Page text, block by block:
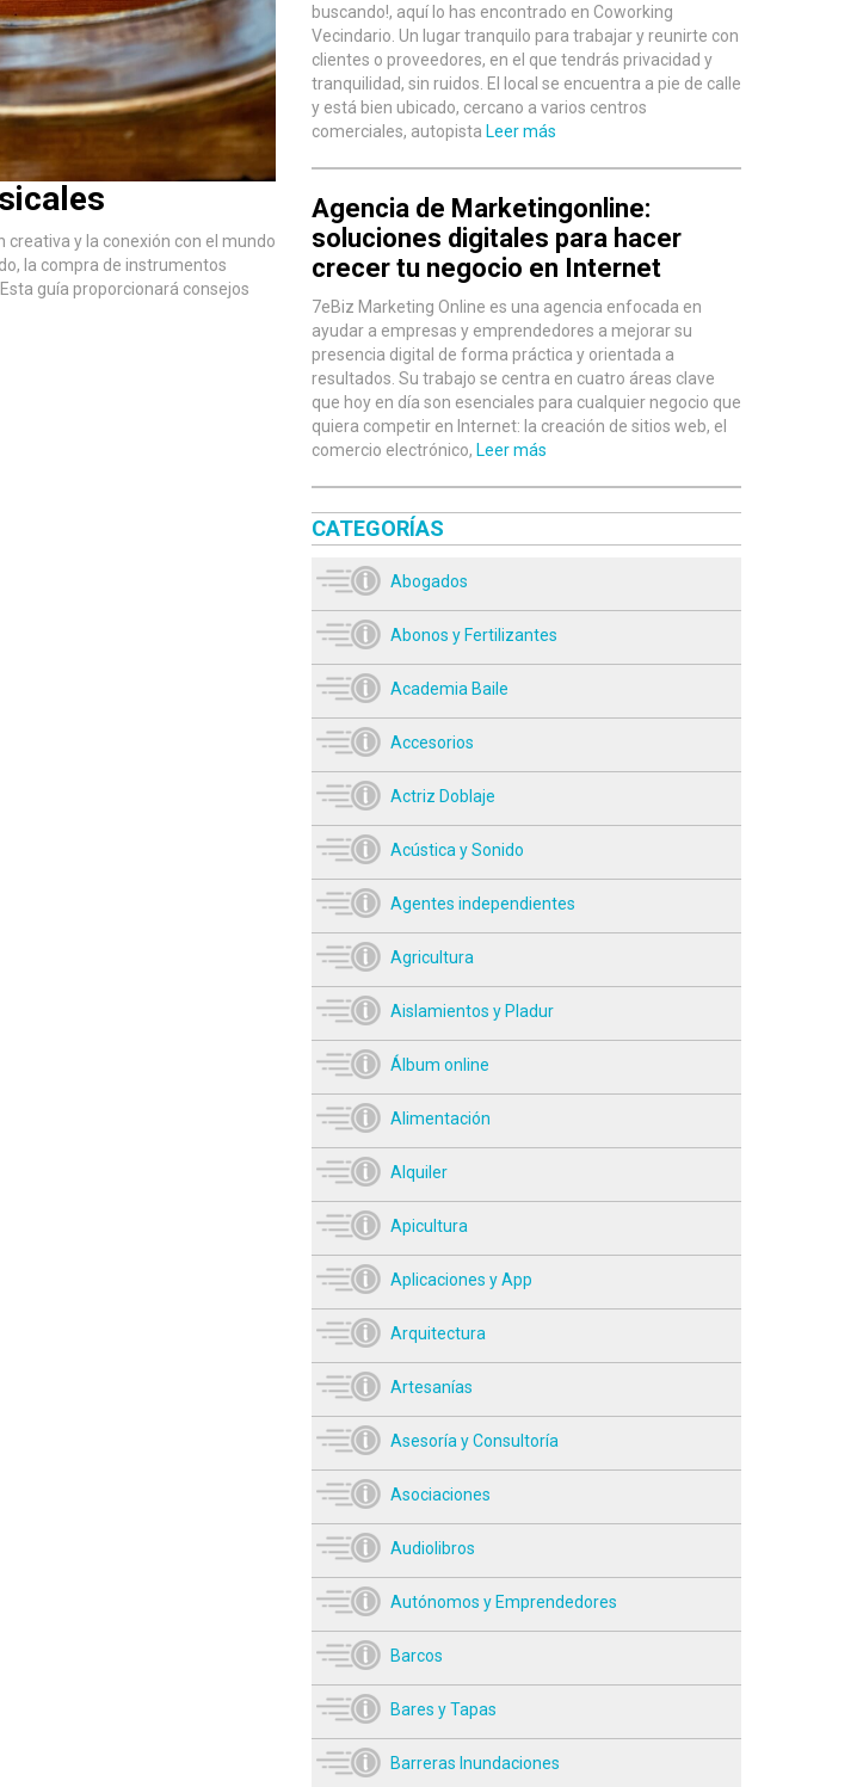
creativa y la conexión con el mundo
la compra de instrumentos
guía proporcionará consejos
buscando!, aquí lo has encontrado en Coworking
Vecindario. Un lugar tranquilo para trabajar y reunirte con
clientes o proveedores, en el que tendrás privacidad y
tranquilidad, sin ruidos. El local se encuentra a pie de calle
y está bien ubicado, cercano a varios centros
comerciales, autopista Leer más
Agencia de Marketingonline:
soluciones digitales para hacer
crecer tu negocio en Internet
7eBiz Marketing Online es una agencia enfocada en
ayudar a empresas y emprendedores a mejorar su
presencia digital de forma práctica y orientada a
resultados. Su trabajo se centra en cuatro áreas clave
que hoy en día son esenciales para cualquier negocio que
quiera competir en Internet: la creación de sitios web, el
comercio electrónico, Leer más
CATEGORÍAS
Abogados
Abonos y Fertilizantes
Academia Baile
Accesorios
Actriz Doblaje
Acústica y Sonido
Agentes independientes
Agricultura
Aislamientos y Pladur
Álbum online
Alimentación
Alquiler
Apicultura
Aplicaciones y App
Arquitectura
Artesanías
Asesoría y Consultoría
Asociaciones
Audiolibros
Autónomos y Emprendedores
Barcos
Bares y Tapas
Barreras Inundaciones